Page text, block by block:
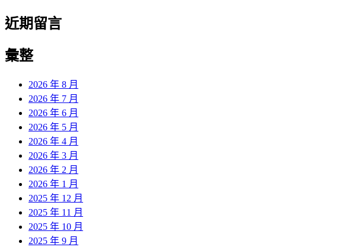
近期留言
彙整
2026 年 8 月
2026 年 7 月
2026 年 6 月
2026 年 5 月
2026 年 4 月
2026 年 3 月
2026 年 2 月
2026 年 1 月
2025 年 12 月
2025 年 11 月
2025 年 10 月
2025 年 9 月